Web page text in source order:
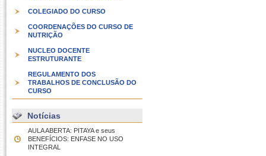
COLEGIADO DO CURSO
COORDENAÇÕES DO CURSO DE
NUTRIÇÃO
NUCLEO DOCENTE
ESTRUTURANTE
REGULAMENTO DOS
TRABALHOS DE CONCLUSÃO DO
CURSO
Notícias
AULA ABERTA: PITAYA e seus
BENEFÍCIOS: ENFASE NO USO
INTEGRAL